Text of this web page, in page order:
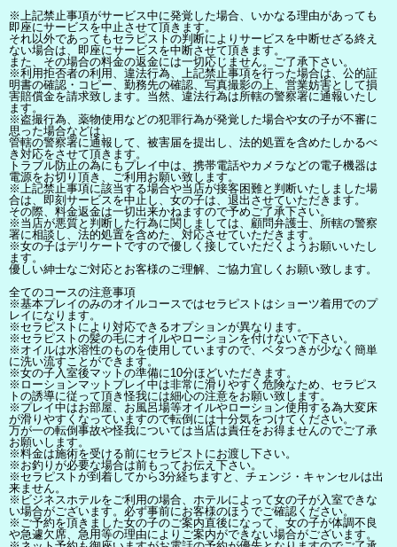
※上記禁止事項がサービス中に発覚した場合、いかなる理由があっても
即座にサービスを中止させて頂きます。
それ以外であってもセラピストの判断によりサービスを中断せざる終え
ない場合は、即座にサービスを中断させて頂きます。
また、その場合の料金の返金には一切応じません。ご了承下さい。
※利用拒否者の利用、違法行為、上記禁止事項を行った場合は、公的証
明書の確認・コピー、勤務先の確認、写真撮影の上、営業妨害として損
害賠償金を請求致します。当然、違法行為は所轄の警察署に通報いたし
ます。
※盗撮行為、薬物使用などの犯罪行為が発覚した場合や女の子が不審に
思った場合などは、
管轄の警察署に通報して、被害届を提出し、法的処置を含めたしかるべ
き対応をさせて頂きます。
トラブル防止の為にもプレイ中は、携帯電話やカメラなどの電子機器は
電源をお切り頂き、ご利用お願い致します。
※上記禁止事項に該当する場合や当店が接客困難と判断いたしました場
合は、即刻サービスを中止し、女の子は、退出させていただきます。
その際、料金返金は一切出来かねますので予めご了承下さい。
※当店が悪質と判断した行為に関しましては、顧問弁護士、所轄の警察
署に相談し、法的処置を含めた、対応させていただきます。
※女の子はデリケートですので優しく接していただくようお願いいたし
ます。
優しい紳士なご対応とお客様のご理解、ご協力宜しくお願い致します。
全てのコースの注意事項
※基本プレイのみのオイルコースではセラピストはショーツ着用でのプ
レイになります。
※セラピストにより対応できるオプションが異なります。
※セラピストの髪の毛にオイルやローションを付けないで下さい。
※オイルは水溶性のものを使用していますので、ベタつきが少なく簡単
に洗い流すことができます。
※女の子入室後マットの準備に10分ほどいただきます。
※ローションマットプレイ中は非常に滑りやすく危険なため、セラピス
トの誘導に従って頂き怪我には細心の注意をお願い致します。
※プレイ中はお部屋、お風呂場等オイルやローション使用する為大変床
が滑りやすくなっていますので転倒には十分気をつけてください。
万が一の転倒事故や怪我については当店は責任をお得ませんのでご了承
お願いします。
※料金は施術を受ける前にセラピストにお渡し下さい。
※お釣りが必要な場合は前もってお伝え下さい。
※セラピストが到着してから3分経ちますと、チェンジ・キャンセルは出
来ません。
※ビジネスホテルをご利用の場合、ホテルによって女の子が入室できな
い場合がございます。必ず事前にお客様のほうでご確認ください。
※ご予約を頂きました女の子のご案内直後になって、女の子が体調不良
や急遽欠席、急用等の理由によりご案内ができない場合がございます。